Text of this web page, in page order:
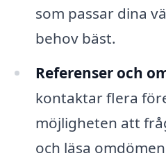
som passar dina
behov bäst.
Referenser och
kontaktar flera
möjligheten att
och läsa